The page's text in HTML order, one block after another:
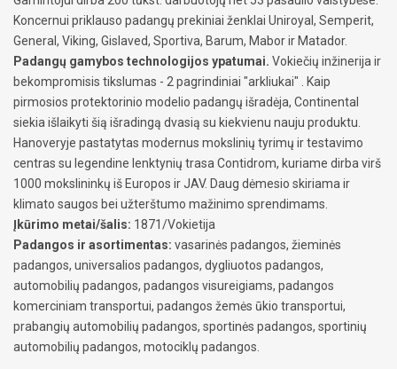
Koncernui priklauso padangų prekiniai ženklai Uniroyal, Semperit,
General, Viking, Gislaved, Sportiva, Barum, Mabor ir Matador.
Padangų gamybos technologijos ypatumai. Vokiečių inžinerija ir
bekompromisis tikslumas - 2 pagrindiniai "arkliukai" . Kaip
pirmosios protektorinio modelio padangų išradėja, Continental
siekia išlaikyti šią išradingą dvasią su kiekvienu nauju produktu.
Hanoveryje pastatytas modernus mokslinių tyrimų ir testavimo
centras su legendine lenktynių trasa Contidrom, kuriame dirba virš
1000 mokslininkų iš Europos ir JAV. Daug dėmesio skiriama ir
klimato saugos bei užterštumo mažinimo sprendimams.
Įkūrimo metai/šalis: 1871/Vokietija
Padangos ir asortimentas: vasarinės padangos, žieminės
padangos, universalios padangos, dygliuotos padangos,
automobilių padangos, padangos visureigiams, padangos
komerciniam transportui, padangos žemės ūkio transportui,
prabangių automobilių padangos, sportinės padangos, sportinių
automobilių padangos, motociklų padangos.